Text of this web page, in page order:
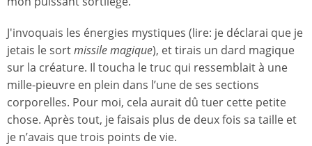
J'invoquais les énergies mystiques (lire: je déclarai que je
jetais le sortmissile magique), et tirais un dard magique
sur la créature. Il toucha le truc qui ressemblait à une
mille-pieuvre en plein dans l’une de ses sections
corporelles. Pour moi, cela aurait dû tuer cette petite
chose. Après tout, je faisais plus de deux fois sa taille et
je n’avais que trois points de vie.